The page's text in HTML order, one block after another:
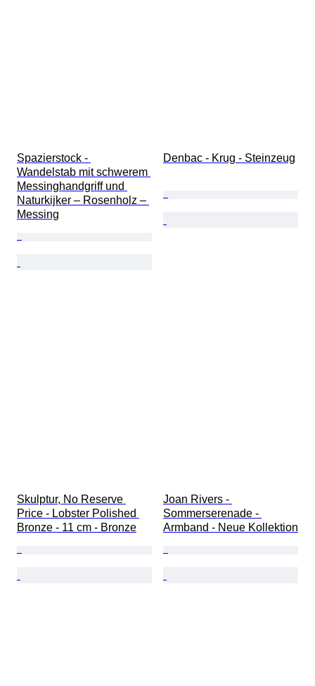
Spazierstock -
Wandelstab mit schwerem
Messinghandgriff und
Naturkijker – Rosenholz –
Messing
Denbac - Krug - Steinzeug
Skulptur, No Reserve
Price - Lobster Polished
Bronze - 11 cm - Bronze
Joan Rivers -
Sommerserenade -
Armband - Neue Kollektion